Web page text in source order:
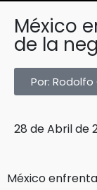
México
de la
Por:
28 de Abril de
México